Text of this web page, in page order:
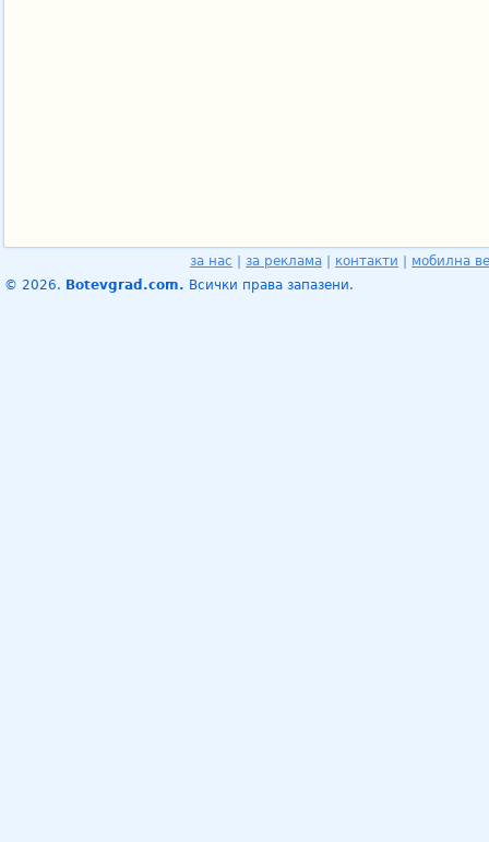
за нас за реклама контакти
мобилна
© 2026. Botevgrad.com. Всички права запазени.